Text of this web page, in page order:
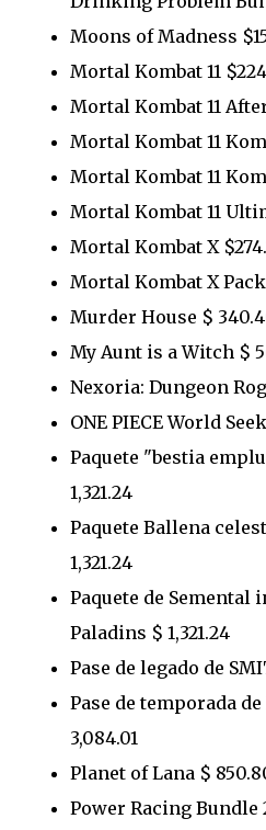
Moons of Madness
Mortal Kombat 11
Mortal Kombat 11
Mortal Kombat 11
Mortal Kombat 11
Mortal Kombat 11
Mortal Kombat X
Mortal Kombat X
Murder House $
My Aunt is a Witch $
Nexoria: Dungeon
ONE PIECE World
Paquete "bestia
1,321.24
Paquete Ballena
1,321.24
Paquete de Semental
Paladins $ 1,321.24
Pase de legado de
Pase de temporada
3,084.01
Planet of Lana $
Power Racing Bundle